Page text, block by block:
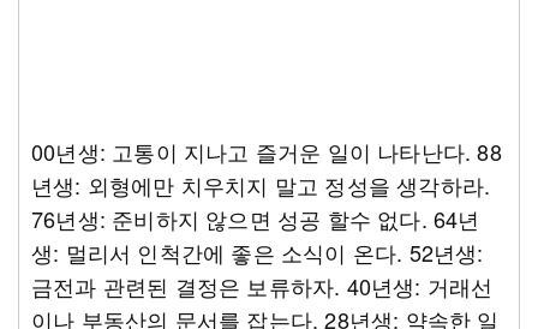
00년생: 고통이 지나고 즐거운 일이 나타난다. 88
년생: 외형에만 치우치지 말고 정성을 생각하라.
76년생: 준비하지 않으면 성공 할수 없다. 64년
생: 멀리서 인척간에 좋은 소식이 온다. 52년생:
금전과 관련된 결정은 보류하자. 40년생: 거래선
이나 부동산의 문서를 잡는다. 28년생: 약속한 일